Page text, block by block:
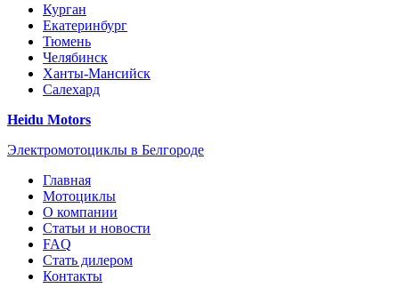
Курган
Екатеринбург
Тюмень
Челябинск
Ханты-Мансийск
Салехард
Heidu Motors
Электромотоциклы в Белгороде
Главная
Мотоциклы
О компании
Статьи и новости
FAQ
Стать дилером
Контакты